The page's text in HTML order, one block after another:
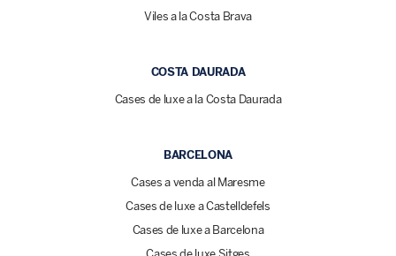
Viles a la Costa Brava
COSTA DAURADA
Cases de luxe a la Costa Daurada
BARCELONA
Cases a venda al Maresme
Cases de luxe a Castelldefels
Cases de luxe a Barcelona